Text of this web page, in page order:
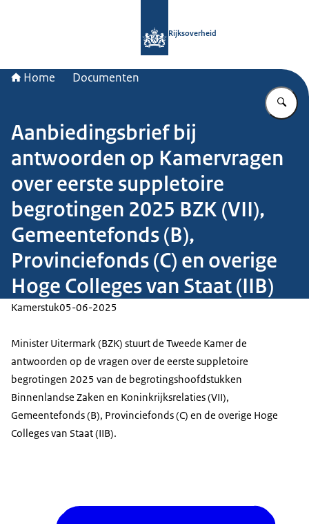
Rijksoverheid
Home Documenten
Aanbiedingsbrief bij
antwoorden op Kamervragen
over eerste suppletoire
begrotingen 2025 BZK (VII),
Gemeentefonds (B),
Provinciefonds (C) en overige
Hoge Colleges van Staat (IIB)
Kamerstuk05-06-2025
Minister Uitermark (BZK) stuurt de Tweede Kamer de
antwoorden op de vragen over de eerste suppletoire
begrotingen 2025 van de begrotingshoofdstukken
Binnenlandse Zaken en Koninkrijksrelaties (VII),
Gemeentefonds (B), Provinciefonds (C) en de overige Hoge
Colleges van Staat (IIB).